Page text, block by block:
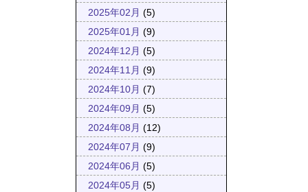
2025年02月 (5)
2025年01月 (9)
2024年12月 (5)
2024年11月 (9)
2024年10月 (7)
2024年09月 (5)
2024年08月 (12)
2024年07月 (9)
2024年06月 (5)
2024年05月 (5)